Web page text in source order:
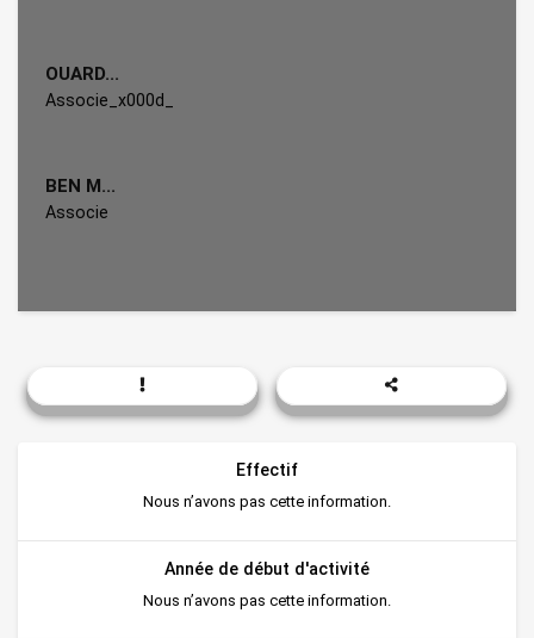
OUARD...
Associe_x000d_
BEN M...
Associe
Effectif
Nous n’avons pas cette information.
Année de début d'activité
Nous n’avons pas cette information.